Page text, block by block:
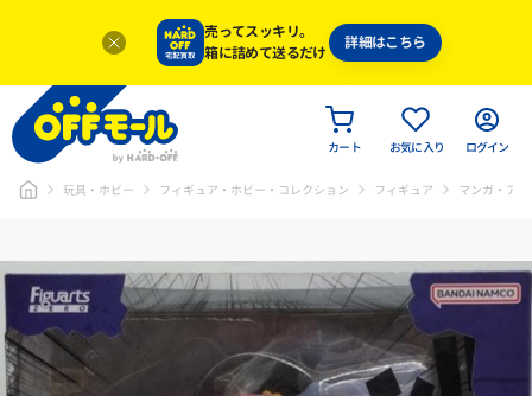
売ってスッキリ。
箱に詰めて送るだけ
詳細はこちら
カート お気に入り ログイン
玩具・ホビー フィギュア・ホビー・コレクション フィギュア マンガ・ア